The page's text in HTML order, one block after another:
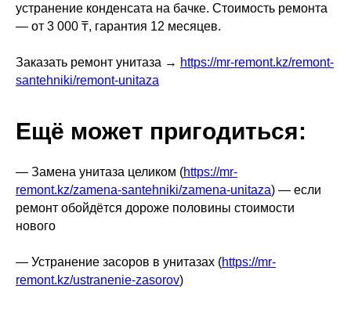
устранение конденсата на бачке. Стоимость ремонта
— от 3 000 ₸, гарантия 12 месяцев.
Заказать ремонт унитаза → https://mr-remont.kz/remont-
santehniki/remont-unitaza
Ещё может пригодиться:
— Замена унитаза целиком (https://mr-
remont.kz/zamena-santehniki/zamena-unitaza) — если
ремонт обойдётся дороже половины стоимости
нового
— Устранение засоров в унитазах (https://mr-
remont.kz/ustranenie-zasorov)